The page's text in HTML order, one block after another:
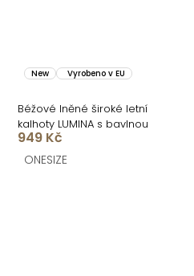
New Vyrobeno v EU
Béžové lněné široké letní
kalhoty LUMINA s bavlnou
949 Kč
ONESIZE